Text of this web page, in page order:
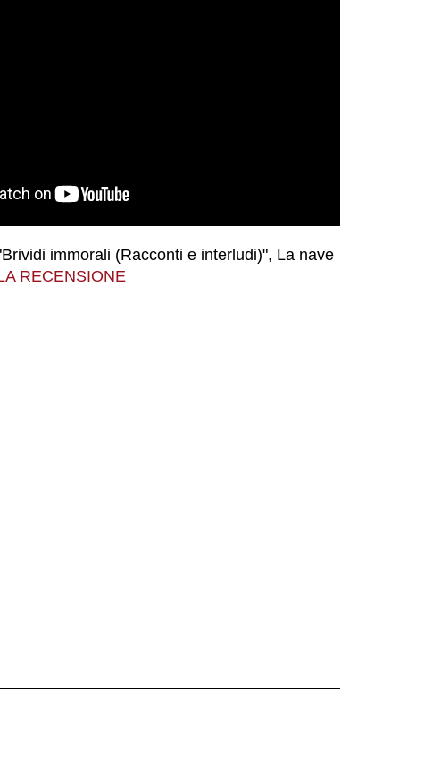
immorali (Racconti e interludi)", La nave
RECENSIONE